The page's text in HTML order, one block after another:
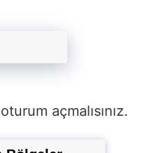
oturum açmalısınız.